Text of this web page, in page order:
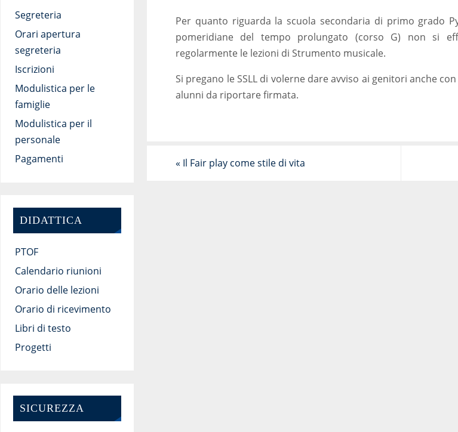
Per quanto riguarda la scuola secondaria di primo grado
pomeridiane del tempo prolungato (corso G) non si
regolarmente le lezioni di Strumento musicale.
Si pregano le SSLL di volerne dare avviso ai genitori anche
alunni da riportare firmata.
« Il Fair play come stile di vita
Segreteria
Orari apertura
segreteria
Iscrizioni
Modulistica per le
famiglie
Modulistica per il
personale
Pagamenti
DIDATTICA
PTOF
Calendario riunioni
Orario delle lezioni
Orario di ricevimento
Libri di testo
Progetti
SICUREZZA